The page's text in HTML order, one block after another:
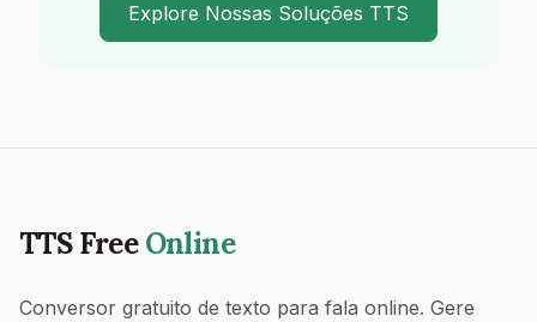
Explore Nossas Soluções TTS
TTS FreeOnline
Conversor gratuito de texto para fala online. Gere